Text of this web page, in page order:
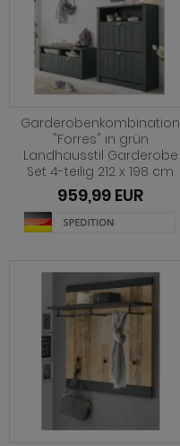
Garderobenkombination
"Forres" in grün
Landhausstil Garderobe
Set 4-teilig 212 x 198 cm
959,99 EUR